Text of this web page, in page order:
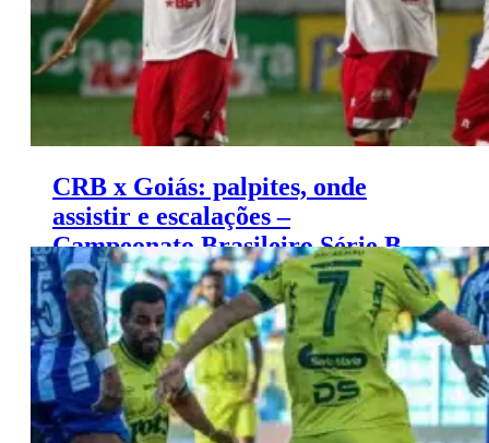
CRB x Goiás: palpites, onde
assistir e escalações –
Campeonato Brasileiro Série B
(09/11)